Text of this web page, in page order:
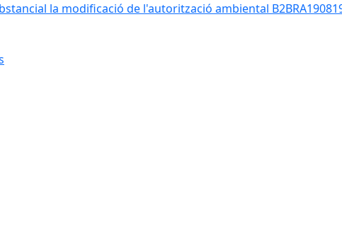
la modificació de l'autorització ambiental